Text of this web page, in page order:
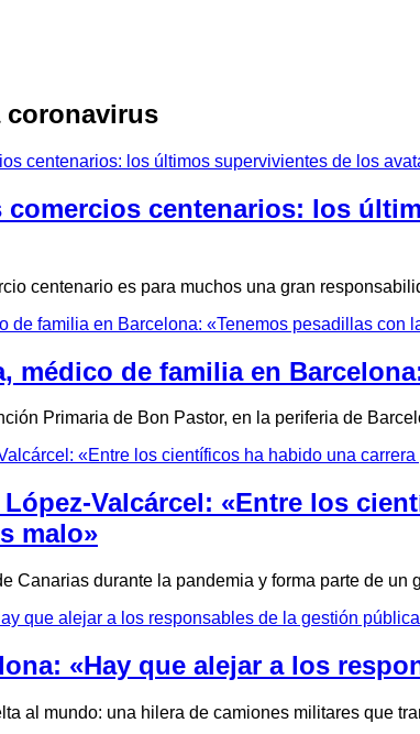
coronavirus
comercios centenarios: los
centenario es para muchos una gran
médico de familia en
Primaria de Bon Pastor, en la periferia de
Valcárcel: «Entre los
malo»
Canarias durante la pandemia y forma parte de
«Hay que alejar a los
al mundo: una hilera de camiones militares que